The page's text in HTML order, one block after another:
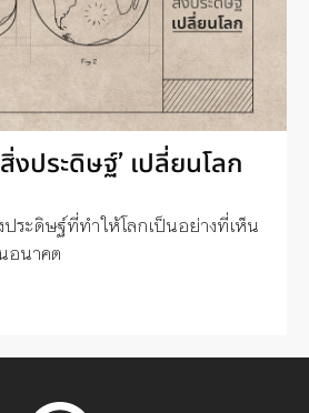
งประดิษฐ์’ เปลี่ยนโลก
ระดิษฐ์ที่ทำให้โลกเป็นอย่างที่เห็น
อนาคต